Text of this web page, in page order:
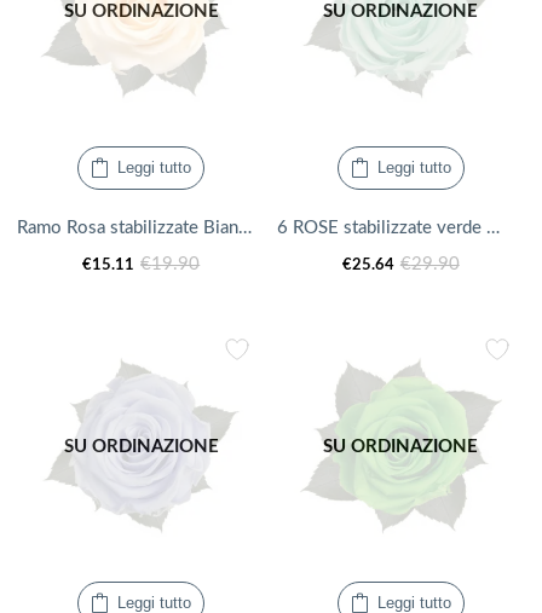
SU ORDINAZIONE
Leggi tutto
Ramo Rosa stabilizzate Bianca
€15.11 Il
€15.11.
€19.90Il
era:
SU ORDINAZIONE
Leggi tutto
6 ROSE stabilizzate verde Minty Green
€25.64Il
€25.64.
€29.90Il
era:
SU ORDINAZIONE
Leggi tutto
SU ORDINAZIONE
Leggi tutto